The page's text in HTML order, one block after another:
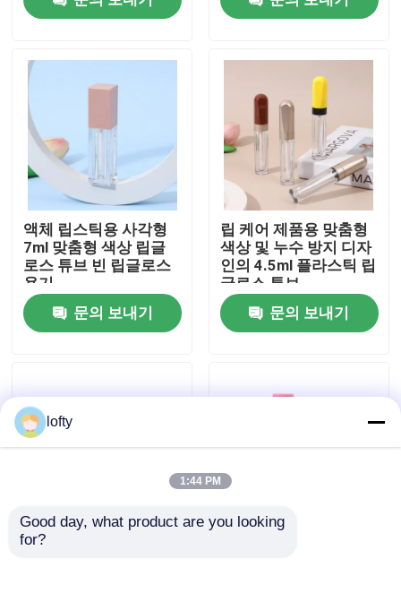
집
제품
동영상
우리에 대하여
공장 여행
연락주세요
경우
액체 립스틱용 사각형
7ml 맞춤형 색상 립글
로스 튜브 빈 립글로스
용기
문의 보내기
립 케어 제품용 맞춤형
색상 및 누수 방지 디자
인의 4.5ml 플라스틱 립
글로스 튜브
문의 보내기
15g & 30g 립글로스 튜
lofty
1:44 PM
Good day, what product are you looking
for?